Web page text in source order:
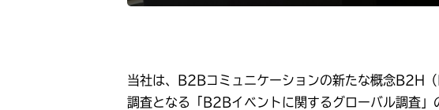
当社は、B2Bコミュニケーションの新たな概念
調査となる「B2Bイベントに関するグローバル調査」